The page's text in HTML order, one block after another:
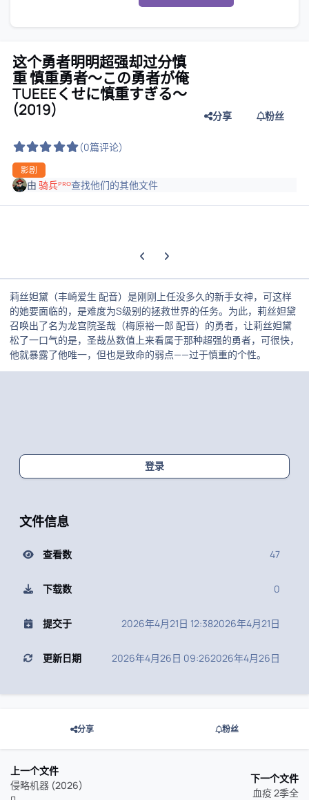
这个勇者明明超强却过分慎
重 慎重勇者～この勇者が俺
TUEEEくせに慎重すぎる～
(2019)
(0篇评论)
影剧
分享 粉丝
由骑兵ᴾᴿᴼ查找他们的其他文件
上一张轮播幻灯片
下一张轮播幻灯片
莉丝妲黛（丰崎爱生 配音）是刚刚上任没多久的新手女神，可这样
的她要面临的，是难度为S级别的拯救世界的任务。为此，莉丝妲黛
召唤出了名为龙宫院圣哉（梅原裕一郎 配音）的勇者，让莉丝妲黛
松了一口气的是，圣哉丛数值上来看属于那种超强的勇者，可很快，
他就暴露了他唯一，但也是致命的弱点——过于慎重的个性。
登录
文件信息
查看数 47
下载数 0
提交于 2026年4月21日 12:382026年4月21日
更新日期 2026年4月26日 09:262026年4月26日
分享 粉丝
上一个文件
侵略机器 (2026)
下一个文件
血疫 2季全